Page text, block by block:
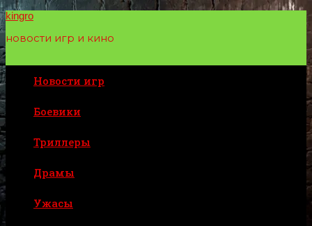
Перейти
к
содержимому
kingro
новости игр и кино
Новости игр
Боевики
Триллеры
Драмы
Ужасы